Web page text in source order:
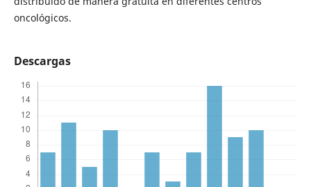
oncológicos.
Descargas